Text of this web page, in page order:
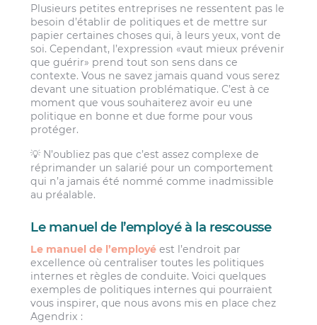
Plusieurs petites entreprises ne ressentent pas le
besoin d’établir de politiques et de mettre sur
papier certaines choses qui, à leurs yeux, vont de
soi. Cependant, l’expression «vaut mieux prévenir
que guérir» prend tout son sens dans ce
contexte. Vous ne savez jamais quand vous serez
devant une situation problématique. C’est à ce
moment que vous souhaiterez avoir eu une
politique en bonne et due forme pour vous
protéger.
💡 N’oubliez pas que c’est assez complexe de
réprimander un salarié pour un comportement
qui n’a jamais été nommé comme inadmissible
au préalable.
Le manuel de l’employé à la rescousse
Le manuel de l’employé est l’endroit par
excellence où centraliser toutes les politiques
internes et règles de conduite. Voici quelques
exemples de politiques internes qui pourraient
vous inspirer, que nous avons mis en place chez
Agendrix :